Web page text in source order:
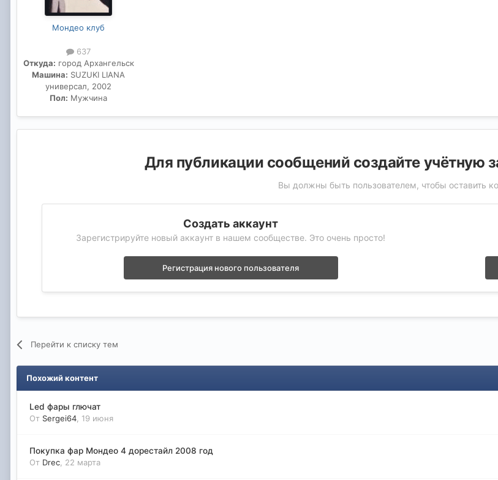
Мондео клуб
637
Откуда: город Архангельск
Машина: SUZUKI LIANA
универсал, 2002
Пол: Мужчина
Для публикации сообщений создайте учётную
Вы должны быть пользователем, чтобы оставить
Создать аккаунт
Зарегистрируйте новый аккаунт в нашем сообществе. Это очень просто!
Регистрация нового пользователя
Перейти к списку тем
Похожий контент
Led фары глючат
От Sergei64 19 июня
Покупка фар Мондео 4 дорестайл 2008 год
От Drec 22 марта